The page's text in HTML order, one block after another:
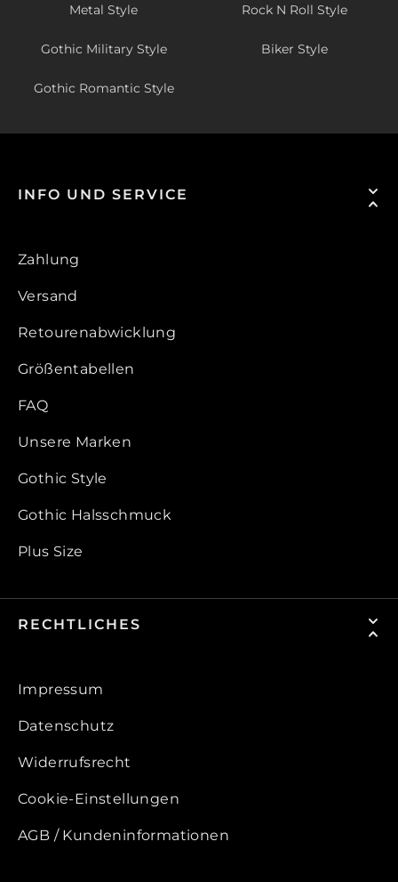
Metal Style Rock N Roll Style
Gothic Military Style Biker Style
Gothic Romantic Style
INFO UND SERVICE
Zahlung
Versand
Retourenabwicklung
Größentabellen
FAQ
Unsere Marken
Gothic Style
Gothic Halsschmuck
Plus Size
RECHTLICHES
Impressum
Datenschutz
Widerrufsrecht
Cookie-Einstellungen
AGB / Kundeninformationen